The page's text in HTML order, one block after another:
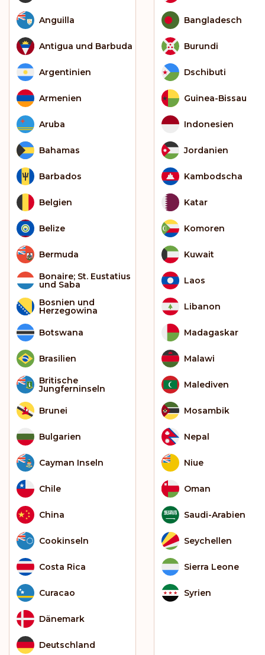
Anguilla
Antigua und Barbuda
Argentinien
Armenien
Aruba
Bahamas
Barbados
Belgien
Belize
Bermuda
Bonaire; St. Eustatius
und Saba
Bosnien und
Herzegowina
Botswana
Brasilien
Britische
Jungferninseln
Brunei
Bulgarien
Cayman Inseln
Chile
China
Cookinseln
Costa Rica
Curacao
Dänemark
Deutschland
Bangladesch
Burundi
Dschibuti
Guinea-Bissau
Indonesien
Jordanien
Kambodscha
Katar
Komoren
Kuwait
Laos
Libanon
Madagaskar
Malawi
Malediven
Mosambik
Nepal
Niue
Oman
Saudi-Arabien
Seychellen
Sierra Leone
Syrien